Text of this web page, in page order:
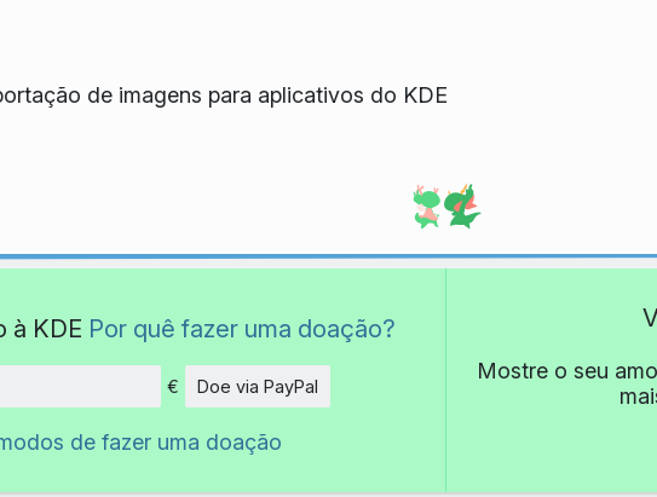
de imagens para aplicativos do KDE
à KDE Por quê fazer uma doação?
Quantidade
€ Doe via PayPal
de fazer uma doação
Mostre o seu